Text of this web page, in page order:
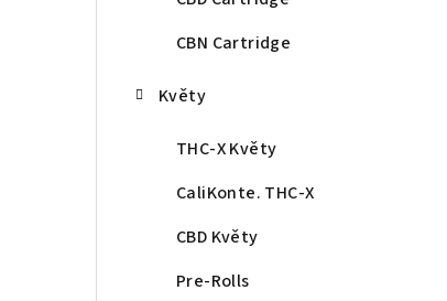
CBN Cartridge
Květy
THC-X Květy
CaliKonte. THC-X
CBD Květy
Pre-Rolls